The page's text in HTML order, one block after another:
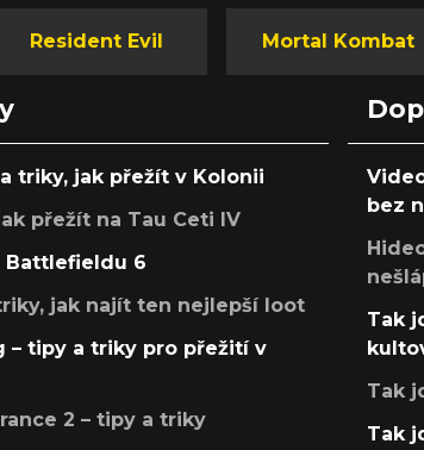
Resident Evil Mortal Kombat
triky, jak přežít v Kolonii
přežít na Tau Ceti IV
Battlefieldu 6
jak najít ten nejlepší loot
– tipy a triky pro přežití v
2 – tipy a triky
bez
Tak
Tak
Tak